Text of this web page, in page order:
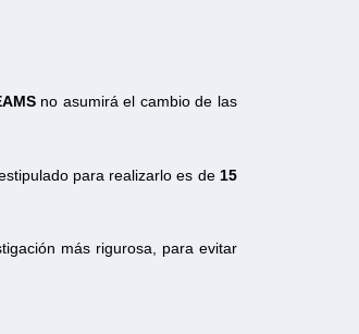
no asumirá el cambio de las
para realizarlo es de 15
más rigurosa, para evitar